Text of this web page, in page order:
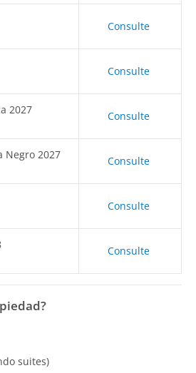
Consulte
Consulte
2027 Consulte
Negro 2027 Consulte
Consulte
Consulte
suites)